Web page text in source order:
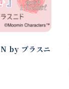
by プラスニ